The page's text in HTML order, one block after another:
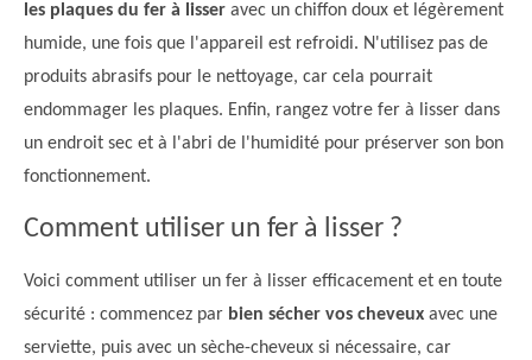
les plaques du fer à lisser avec un chiffon doux et légèrement
humide, une fois que l'appareil est refroidi. N'utilisez pas de
produits abrasifs pour le nettoyage, car cela pourrait
endommager les plaques. Enfin, rangez votre fer à lisser dans
un endroit sec et à l'abri de l'humidité pour préserver son bon
fonctionnement.
Comment utiliser un fer à lisser ?
Voici comment utiliser un fer à lisser efficacement et en toute
sécurité : commencez par bien sécher vos cheveux avec une
serviette, puis avec un sèche-cheveux si nécessaire, car